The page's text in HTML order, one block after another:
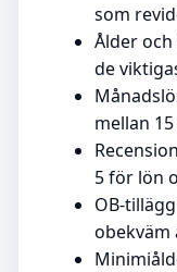
som
Ålder
de
mellan
5 för lön
OB-
obekväm